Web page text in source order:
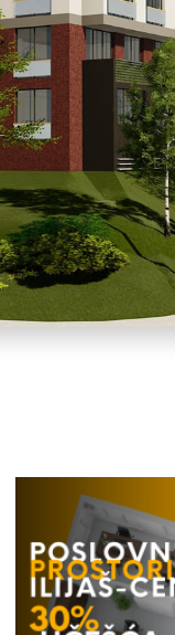
...
OPŠIRNIJE